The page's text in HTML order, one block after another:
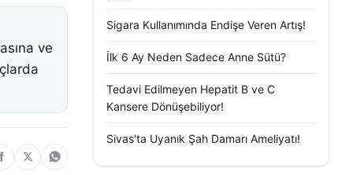
ve
Sigara Kullanımında Endişe Veren Artış!
İlk 6 Ay Neden Sadece Anne Sütü?
Tedavi Edilmeyen Hepatit B ve C
Kansere Dönüşebiliyor!
Sivas'ta Uyanık Şah Damarı Ameliyatı!